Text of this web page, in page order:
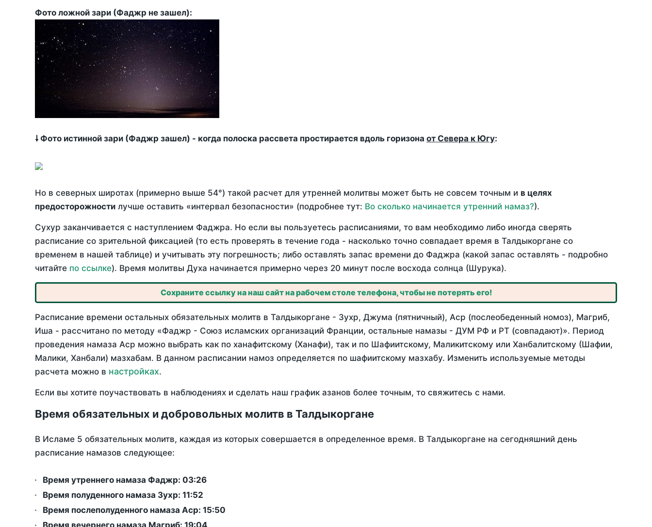
Фото ложной зари (Фаджр не зашел):
🠗 Фото истинной зари (Фаджр зашел) - когда полоска рассвета простирается вдоль горизона от Севера к Югу:
Но в северных широтах (примерно выше 54°) такой расчет для утренней молитвы может быть не совсем точным и в целях
предосторожности лучше оставить «интервал безопасности» (подробнее тут: Во сколько начинается утренний намаз?).
Сухур заканчивается с наступлением Фаджра. Но если вы пользуетесь расписаниями, то вам необходимо либо иногда сверять
расписание со зрительной фиксацией (то есть проверять в течение года - насколько точно совпадает время в Талдыкоргане со
временем в нашей таблице) и учитывать эту погрешность; либо оставлять запас времени до Фаджра (какой запас оставлять - подробно
читайте по ссылке). Время молитвы Духа начинается примерно через 20 минут после восхода солнца (Шурука).
Сохраните ссылку на наш сайт на рабочем столе телефона, чтобы не потерять его!
Расписание времени остальных обязательных молитв в Талдыкоргане - Зухр, Джума (пятничный), Аср (послеобеденный номоз), Магриб,
Иша - рассчитано по методу «Фаджр - Союз исламских организаций Франции, остальные намазы - ДУМ РФ и РТ (совпадают)». Период
проведения намаза Аср можно выбрать как по ханафитскому (Ханафи), так и по Шафиитскому, Маликитскому или Ханбалитскому (Шафии,
Малики, Ханбали) мазхабам. В данном расписании намоз определяется по шафиитскому мазхабу. Изменить используемые методы
расчета можно в настройках.
Если вы хотите поучаствовать в наблюдениях и сделать наш график азанов более точным, то свяжитесь с нами.
Время обязательных и добровольных молитв в Талдыкоргане
В Исламе 5 обязательных молитв, каждая из которых совершается в определенное время. В Талдыкоргане на сегодняшний день
расписание намазов следующее:
Время утреннего намаза Фаджр: 03:26
Время полуденного намаза Зухр: 11:52
Время послеполуденного намаза Аср: 15:50